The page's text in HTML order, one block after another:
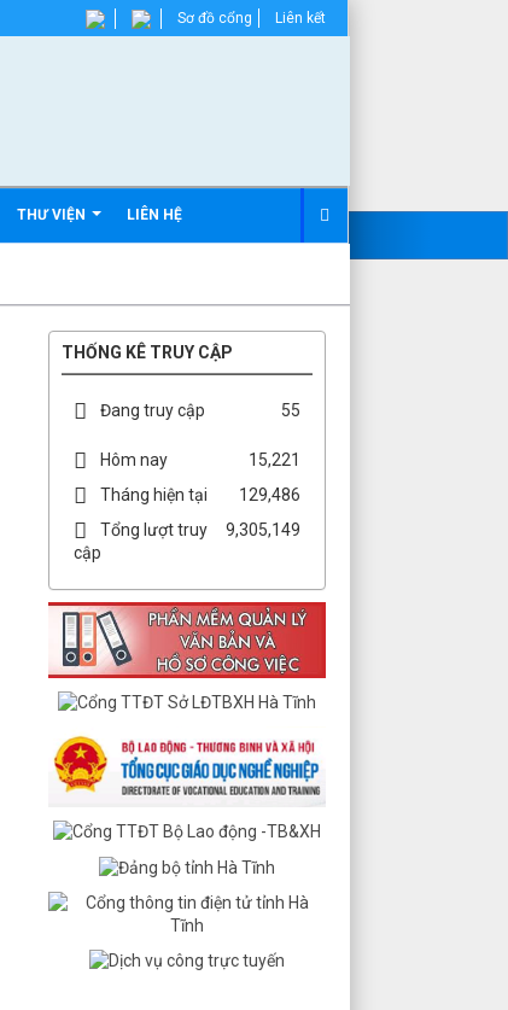
THƯ VIỆN LIÊN HỆ
Sơ đồ cổng Liên kết
THỐNG KÊ TRUY CẬP
Đang truy cập 55
Hôm nay
15,221
Tháng hiện tại
129,486
Tổng lượt truy
cập
9,305,149